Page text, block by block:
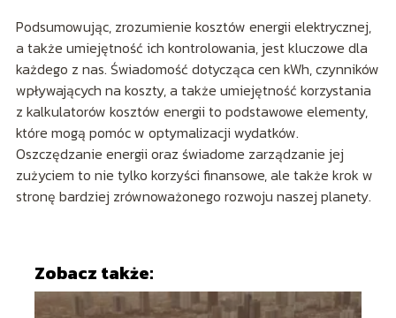
Podsumowując, zrozumienie kosztów energii elektrycznej,
a także umiejętność ich kontrolowania, jest kluczowe dla
każdego z nas. Świadomość dotycząca cen kWh, czynników
wpływających na koszty, a także umiejętność korzystania
z kalkulatorów kosztów energii to podstawowe elementy,
które mogą pomóc w optymalizacji wydatków.
Oszczędzanie energii oraz świadome zarządzanie jej
zużyciem to nie tylko korzyści finansowe, ale także krok w
stronę bardziej zrównoważonego rozwoju naszej planety.
Zobacz także: